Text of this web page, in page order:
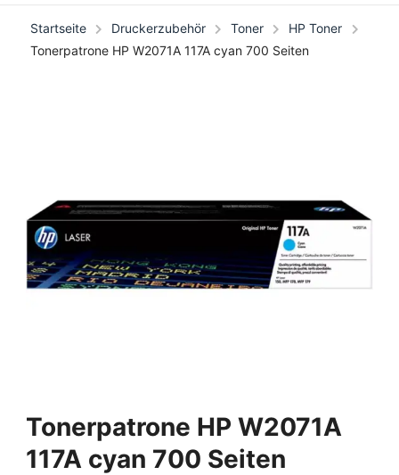
Startseite Druckerzubehör Toner
HP Toner
Tonerpatrone HP W2071A 117A cyan 700 Seiten
Tonerpatrone HP W2071A
117A cyan 700 Seiten